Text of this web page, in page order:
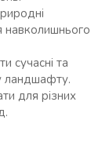
навколишнього
сучасні та
ландшафту.
для різних